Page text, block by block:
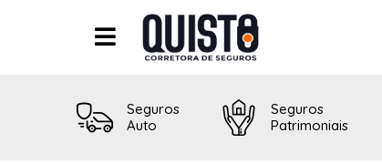
Seguros
Auto
Seguros
Patrimoniais